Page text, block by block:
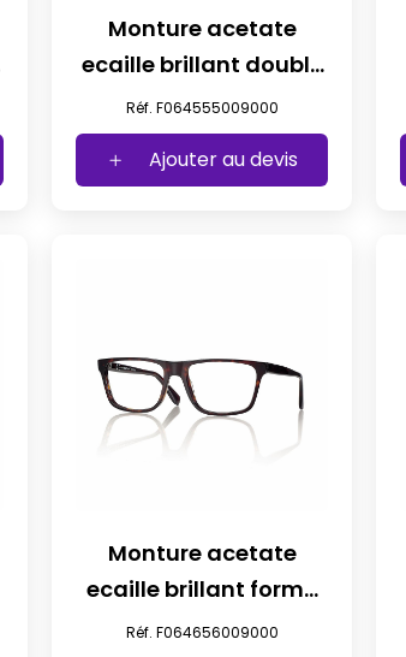
Monture acetate
ecaille brillant double
pont t55
Réf. F064555009000
Ajouter au devis
Monture acetate
ecaille brillant forme
iconique t56
Réf. F064656009000